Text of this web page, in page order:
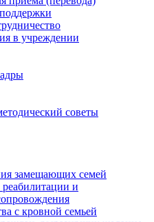
в учреждении
советы
замещающих семей
и
с кровной семьей